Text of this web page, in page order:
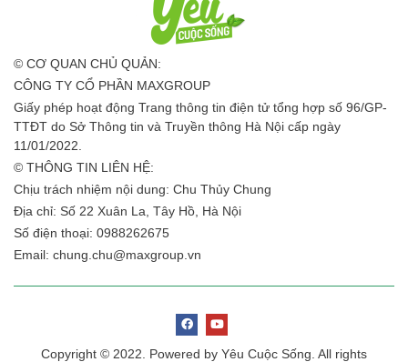
© CƠ QUAN CHỦ QUẢN:
CÔNG TY CỔ PHẦN MAXGROUP
Giấy phép hoạt động Trang thông tin điện tử tổng hợp số 96/GP-
TTĐT do Sở Thông tin và Truyền thông Hà Nội cấp ngày
11/01/2022.
© THÔNG TIN LIÊN HỆ:
Chịu trách nhiệm nội dung: Chu Thủy Chung
Địa chỉ: Số 22 Xuân La, Tây Hồ, Hà Nội
Số điện thoại: 0988262675
Email: chung.chu@maxgroup.vn
Copyright © 2022. Powered by Yêu Cuộc Sống. All rights